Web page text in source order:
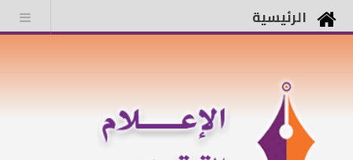
الرئيسية